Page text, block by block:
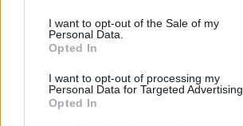
I want to opt-out of the Sale of my
Personal Data.
Opted In
I want to opt-out of processing my
Personal Data for Targeted Advertising.
Opted In